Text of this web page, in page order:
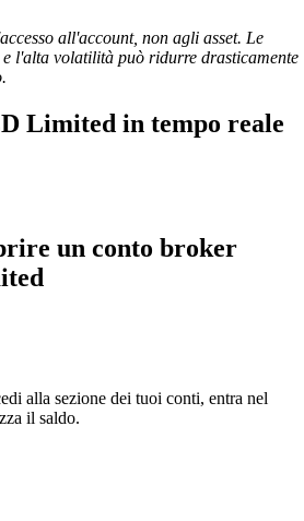
all'account, non agli asset. Le
l'alta volatilità può ridurre drasticamente
Limited in tempo reale
un conto broker
alla sezione dei tuoi conti, entra nel
il saldo.